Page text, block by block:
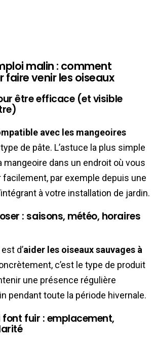
malin : comment
faire venir les oiseaux
être efficace (et visible
avec les mangeoires
de pâte. L’astuce la plus simple
mangeoire dans un endroit où vous
par exemple depuis une
à votre installation de jardin.
: saisons, météo, horaires
d’aider les oiseaux sauvages à
c’est le type de produit
une présence régulière
pendant toute la période hivernale.
font fuir : emplacement,